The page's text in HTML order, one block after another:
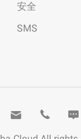
安全
SMS